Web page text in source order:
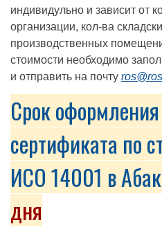
индивидульно и зависит от
организации, кол-ва
производственных
стоимости необходимо
и отправить на почту
Срок
сертификата по
ИСО 14001 в
дня